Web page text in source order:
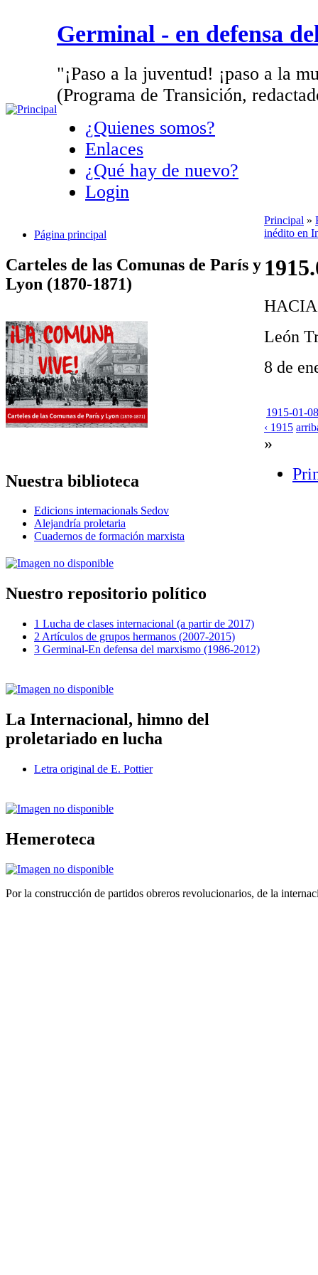
Germinal - en defensa
"¡Paso a la juventud! ¡paso a la
(Programa de Transición,
¿Quienes somos?
Enlaces
¿Qué hay de nuevo?
Login
Página principal
Carteles de las Comunas de París y
Lyon (1870-1871)
Nuestra biblioteca
Edicions internacionals Sedov
Alejandría proletaria
Cuadernos de formación marxista
Nuestro repositorio político
1 Lucha de clases internacional (a partir de 2017)
2 Artículos de grupos hermanos (2007-2015)
3 Germinal-En defensa del marxismo (1986-2012)
La Internacional, himno del
proletariado en lucha
Letra original de E. Pottier
Hemeroteca
Principal »
inédito en
León
8 de
1915-01-
‹ 1915
»
Por la construcción de partidos obreros revolucionarios, de la